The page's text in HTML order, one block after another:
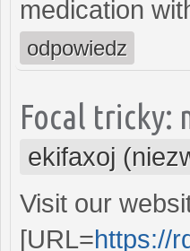
medication
odpowiedz
Focal tricky:
ekifaxoj
Visit our
[URL=https://